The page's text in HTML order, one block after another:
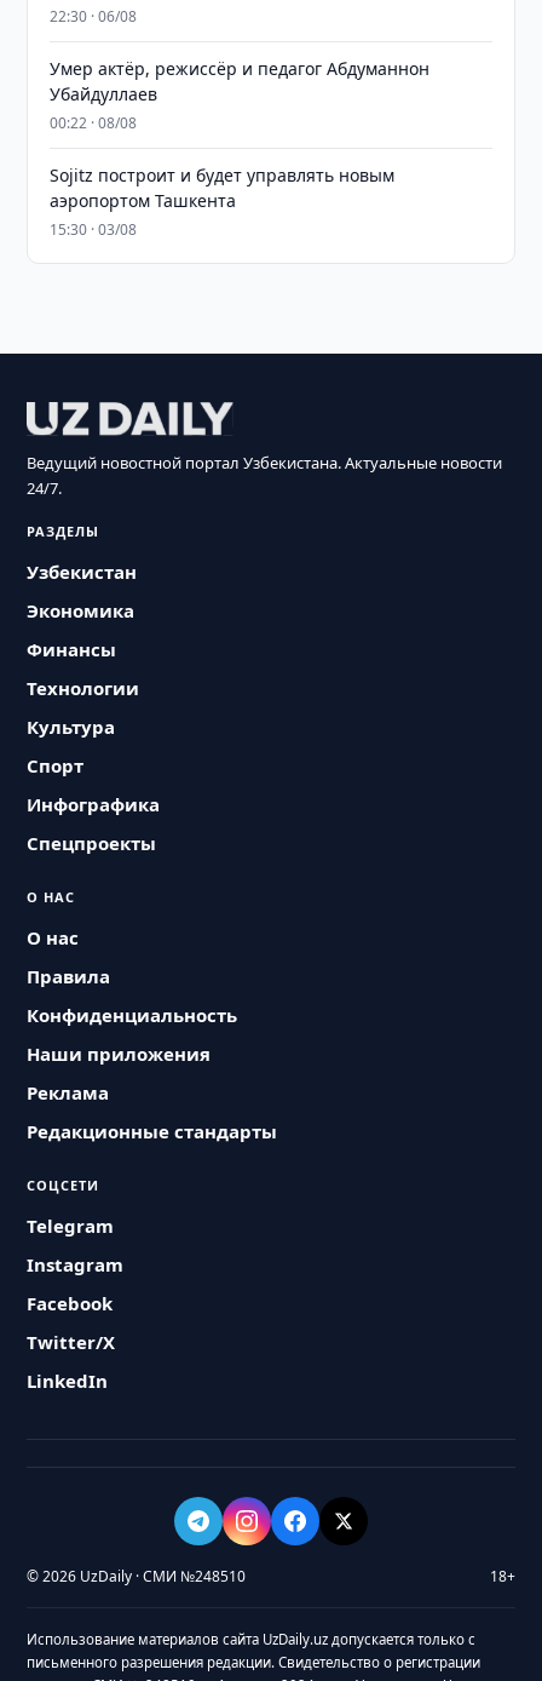
22:30 · 06/08
Умер актёр, режиссёр и педагог Абдуманнон
Убайдуллаев
00:22 · 08/08
Sojitz построит и будет управлять новым
аэропортом Ташкента
15:30 · 03/08
Ведущий новостной портал Узбекистана. Актуальные новости
24/7.
РАЗДЕЛЫ
Узбекистан
Экономика
Финансы
Технологии
Культура
Спорт
Инфографика
Спецпроекты
О НАС
О нас
Правила
Конфиденциальность
Наши приложения
Реклама
Редакционные стандарты
СОЦСЕТИ
Telegram
Instagram
Facebook
Twitter/X
LinkedIn
© 2026 UzDaily · СМИ №248510 18+
Использование материалов сайта UzDaily.uz допускается только с
письменного разрешения редакции. Свидетельство о регистрации